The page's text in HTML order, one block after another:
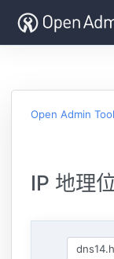
Open Admin
IP 地理